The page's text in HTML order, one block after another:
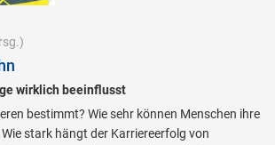
wirklich beeinflusst
bestimmt? Wie sehr können Menschen ihre
stark hängt der Karriereerfolg von